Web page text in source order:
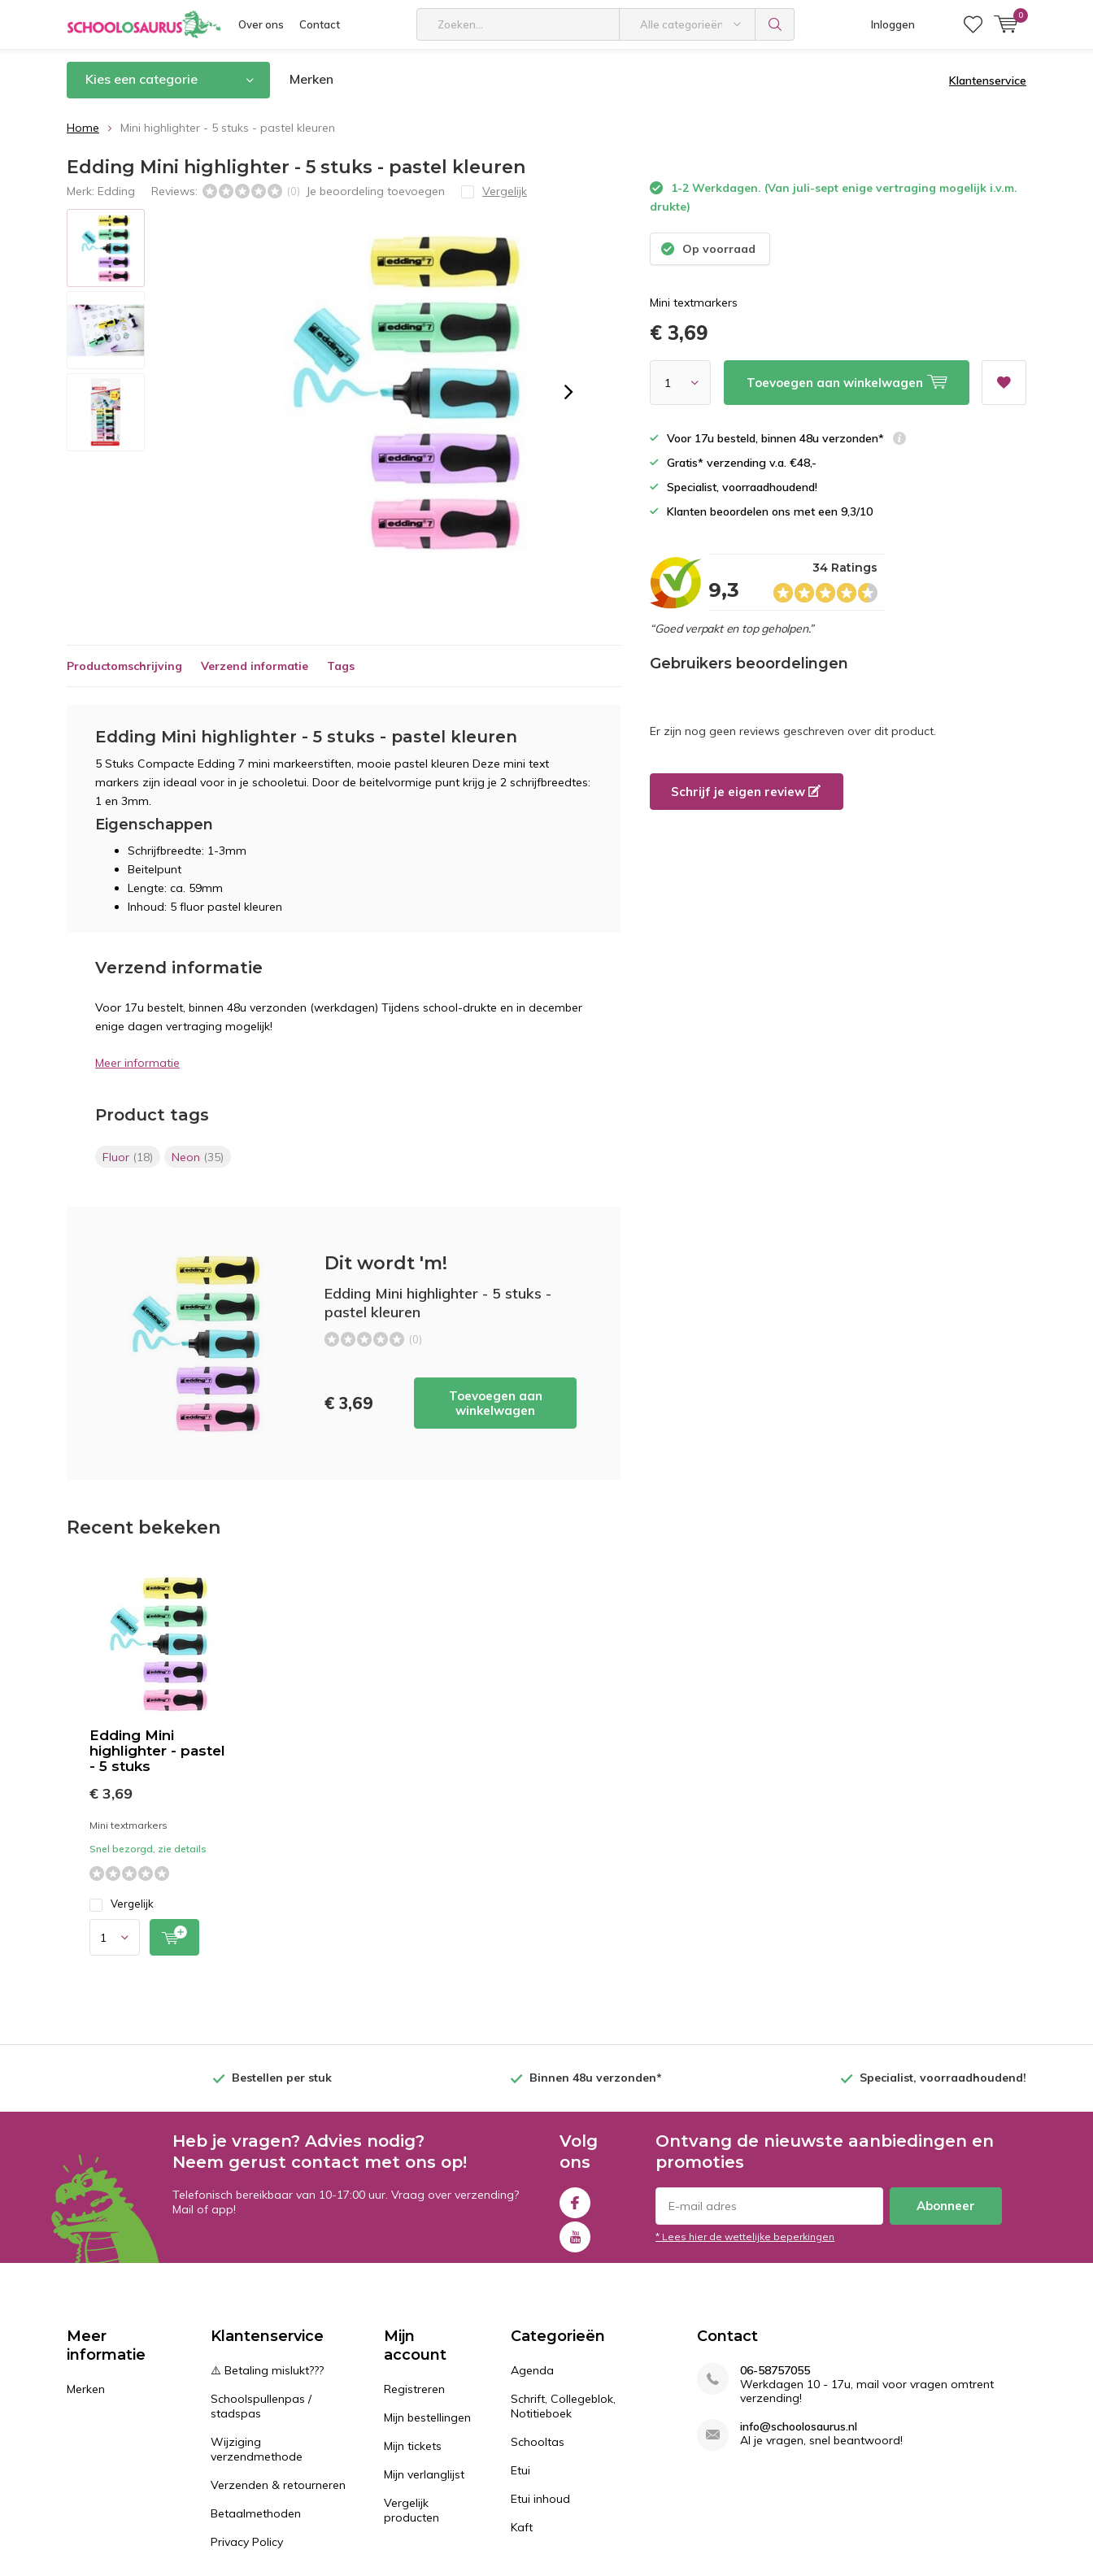
Over ons Contact Alle categorieën Inloggen
0
Kies een categorie Merken Klantenservice
Home Mini highlighter - 5 stuks - pastel kleuren
Edding Mini highlighter - 5 stuks - pastel kleuren
Merk: Edding Reviews: (0) Je beoordeling toevoegen Vergelijk
1-2 Werkdagen. (Van juli-sept enige vertraging mogelijk i.v.m.
drukte)
Op voorraad
Mini textmarkers
€ 3,69
Toevoegen aan winkelwagen
Voor 17u besteld, binnen 48u verzonden*
Gratis* verzending v.a. €48,-
Specialist, voorraadhoudend!
Klanten beoordelen ons met een 9,3/10
9,3
34 Ratings
“Goed verpakt en top geholpen.”
Productomschrijving Verzend informatie Tags
Edding Mini highlighter - 5 stuks - pastel kleuren
5 Stuks Compacte Edding 7 mini markeerstiften, mooie pastel kleuren Deze mini text
markers zijn ideaal voor in je schooletui. Door de beitelvormige punt krijg je 2 schrijfbreedtes:
1 en 3mm.
Eigenschappen
Schrijfbreedte: 1-3mm
Beitelpunt
Lengte: ca. 59mm
Inhoud: 5 fluor pastel kleuren
Verzend informatie
Voor 17u bestelt, binnen 48u verzonden (werkdagen) Tijdens school-drukte en in december
enige dagen vertraging mogelijk!
Meer informatie
Product tags
Fluor (18) Neon (35)
Dit wordt 'm!
Edding Mini highlighter - 5 stuks -
pastel kleuren
(0)
€ 3,69
Toevoegen aan
winkelwagen
Gebruikers beoordelingen
Er zijn nog geen reviews geschreven over dit product.
Schrijf je eigen review
Recent bekeken
Edding Mini
highlighter - pastel
- 5 stuks
€ 3,69
Mini textmarkers
Snel bezorgd, zie details
Vergelijk
Bestellen per stuk Binnen 48u verzonden* Specialist, voorraadhoudend!
Heb je vragen? Advies nodig?
Neem gerust contact met ons op!
Telefonisch bereikbaar van 10-17:00 uur. Vraag over verzending?
Mail of app!
Volg
ons
Ontvang de nieuwste aanbiedingen en
promoties
Abonneer
* Lees hier de wettelijke beperkingen
Meer
informatie
Merken
Klantenservice
⚠️ Betaling mislukt???
Schoolspullenpas /
stadspas
Wijziging
verzendmethode
Verzenden & retourneren
Betaalmethoden
Privacy Policy
Mijn
account
Registreren
Mijn bestellingen
Mijn tickets
Mijn verlanglijst
Vergelijk
producten
Categorieën
Agenda
Schrift, Collegeblok,
Notitieboek
Schooltas
Etui
Etui inhoud
Kaft
Contact
06-58757055
Werkdagen 10 - 17u, mail voor vragen omtrent
verzending!
info@schoolosaurus.nl
Al je vragen, snel beantwoord!